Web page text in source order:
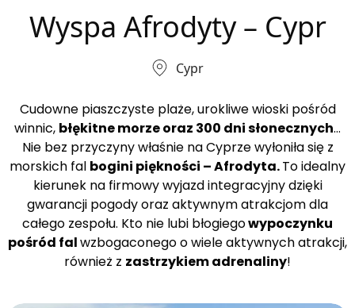
Wyspa Afrodyty – Cypr
Cypr
Cudowne piaszczyste plaże, urokliwe wioski pośród
winnic, błękitne morze oraz 300 dni słonecznych…
Nie bez przyczyny właśnie na Cyprze wyłoniła się z
morskich fal bogini piękności – Afrodyta.To idealny
kierunek na firmowy wyjazd integracyjny dzięki
gwarancji pogody oraz aktywnym atrakcjom dla
całego zespołu. Kto nie lubi błogiegowypoczynku
pośród falwzbogaconego o wiele aktywnych atrakcji,
również z zastrzykiem adrenaliny!